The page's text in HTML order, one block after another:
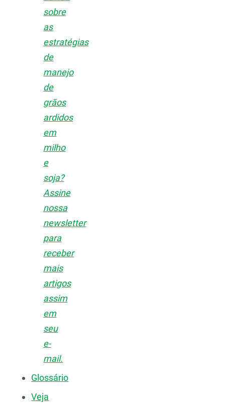
sobre
as
estratégias
de
manejo
de
grãos
ardidos
em
milho
e
soja?
Assine
nossa
newsletter
para
receber
mais
artigos
assim
em
seu
e-
mail.
Glossário
Veja